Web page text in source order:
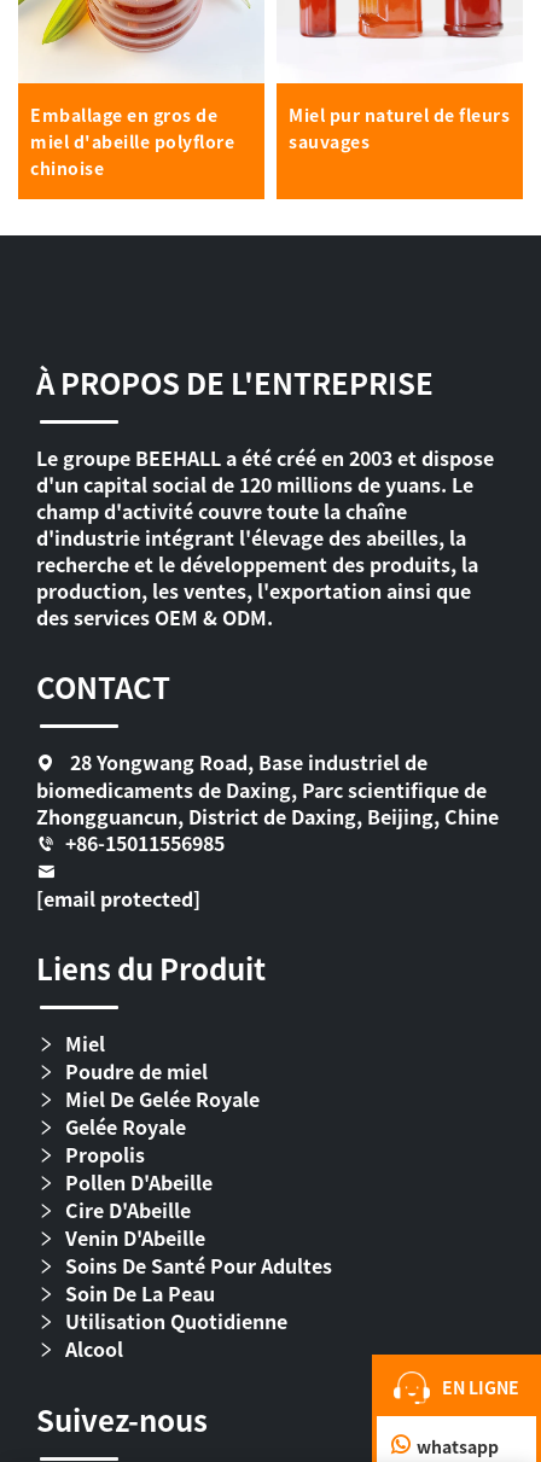
Emballage en gros de
miel d'abeille polyflore
chinoise
Miel pur naturel de fleurs
sauvages
EN LIGNE
whatsapp
À PROPOS DE L'ENTREPRISE
Le groupe BEEHALL a été créé en 2003 et dispose
d'un capital social de 120 millions de yuans. Le
champ d'activité couvre toute la chaîne
d'industrie intégrant l'élevage des abeilles, la
recherche et le développement des produits, la
production, les ventes, l'exportation ainsi que
des services OEM & ODM.
CONTACT
28 Yongwang Road, Base industriel de
biomedicaments de Daxing, Parc scientifique de
Zhongguancun, District de Daxing, Beijing, Chine
+86-15011556985
[email protected]
Liens du Produit
Miel
Poudre de miel
Miel De Gelée Royale
Gelée Royale
Propolis
Pollen D'Abeille
Cire D'Abeille
Venin D'Abeille
Soins De Santé Pour Adultes
Soin De La Peau
Utilisation Quotidienne
Alcool
Suivez-nous